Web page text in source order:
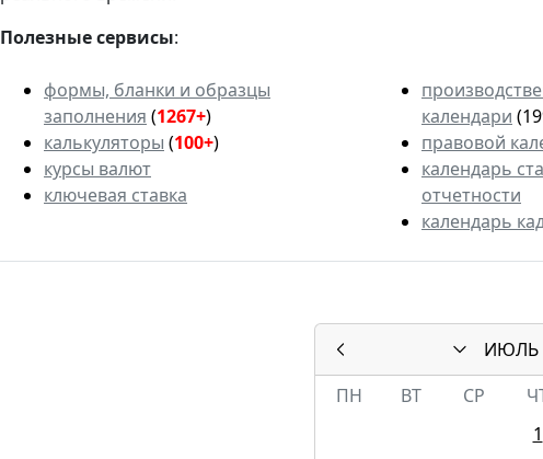
Полезные сервисы:
формы, бланки и образцы
заполнения (1267+)
калькуляторы (100+)
курсы валют
ключевая ставка
календари
правовой
календарь
отчетности
календарь
ИЮЛЬ
ПН
ВТ СР
1